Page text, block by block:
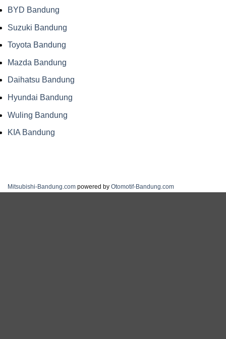
BYD Bandung
Suzuki Bandung
Toyota Bandung
Mazda Bandung
Daihatsu Bandung
Hyundai Bandung
Wuling Bandung
KIA Bandung
Mitsubishi-Bandung.com powered by Otomotif-Bandung.com